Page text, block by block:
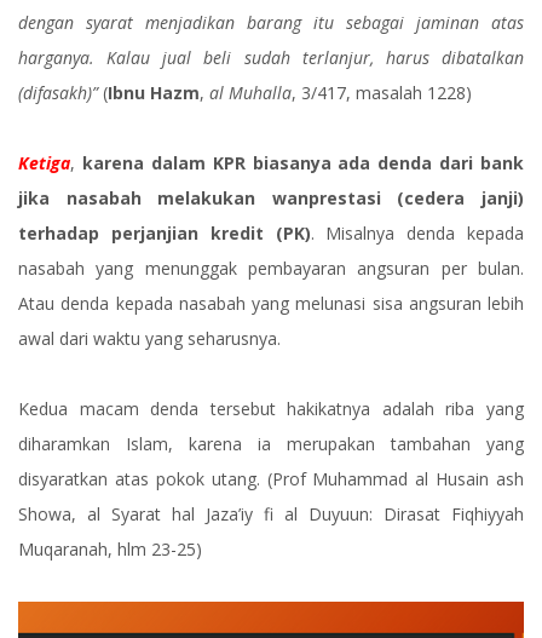
dengan syarat menjadikan barang itu sebagai jaminan atas
harganya. Kalau jual beli sudah terlanjur, harus dibatalkan
(difasakh)”(Ibnu Hazm, al Muhalla, 3/417, masalah 1228)
Ketiga, karena dalam KPR biasanya ada denda dari bank
jika nasabah melakukan wanprestasi (cedera janji)
terhadap perjanjian kredit (PK). Misalnya denda kepada
nasabah yang menunggak pembayaran angsuran per bulan.
Atau denda kepada nasabah yang melunasi sisa angsuran lebih
awal dari waktu yang seharusnya.
Kedua macam denda tersebut hakikatnya adalah riba yang
diharamkan Islam, karena ia merupakan tambahan yang
disyaratkan atas pokok utang. (Prof Muhammad al Husain ash
Showa, al Syarat hal Jaza’iy fi al Duyuun: Dirasat Fiqhiyyah
Muqaranah, hlm 23-25)